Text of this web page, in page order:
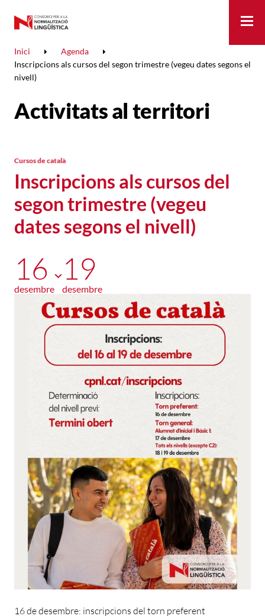
Inici
Agenda
Inscripcions als cursos del segon trimestre (vegeu dates segons el
nivell)
Activitats al territori
Inscripcions als cursos del
segon trimestre (vegeu
dates segons el nivell)
Cursos de català
16
desembre
19
desembre
16 de desembre: inscripcions del torn preferent